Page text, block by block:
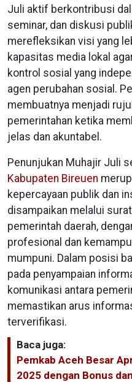
Juli aktif berkontribusi
seminar, dan diskusi
merefleksikan visi yang
kapasitas media lokal
kontrol sosial yang
agen perubahan sosial.
membuatnya menjadi
pemerintahan ketika
jelas dan akuntabel.
Penunjukan Muhajir Juli
Kabupaten Bireuen
kepercayaan publik dan
disampaikan melalui
pemerintah daerah,
profesional dan
mumpuni. Dalam posisi
pada penyampaian
komunikasi antara
memastikan arus
terverifikasi.
Baca juga:
Pemkab Aceh Besar
2025 dengan Bonus